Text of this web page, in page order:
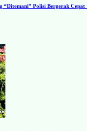
“Ditemani” Polisi Bergerak Cepat